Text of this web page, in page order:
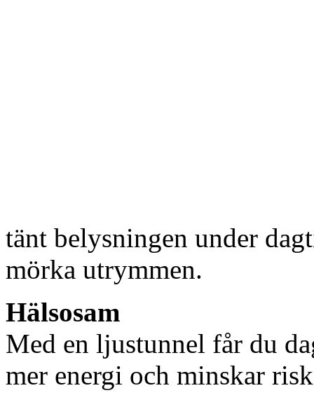
tänt belysningen under
mörka utrymmen.
Hälsosam
Med en ljustunnel får du
mer energi och minskar